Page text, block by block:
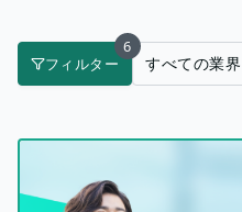
フィルター
6
すべての業界